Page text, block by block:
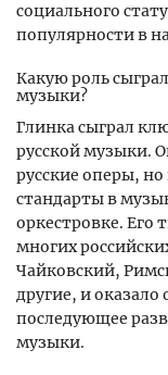
социального
популярности в
Какую роль
музыки?
Глинка сыграл
русской музыки.
русские оперы,
стандарты в
оркестровке. Его
многих
Чайковский,
другие, и
последующее
музыки.